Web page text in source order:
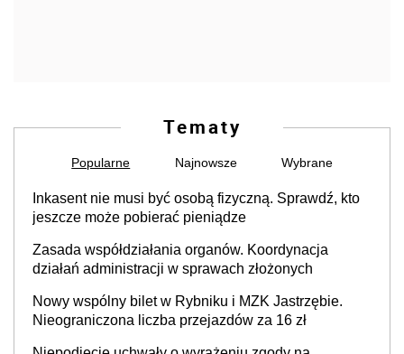
Tematy
Popularne Najnowsze Wybrane
Inkasent nie musi być osobą fizyczną. Sprawdź, kto
jeszcze może pobierać pieniądze
Zasada współdziałania organów. Koordynacja
działań administracji w sprawach złożonych
Nowy wspólny bilet w Rybniku i MZK Jastrzębie.
Nieograniczona liczba przejazdów za 16 zł